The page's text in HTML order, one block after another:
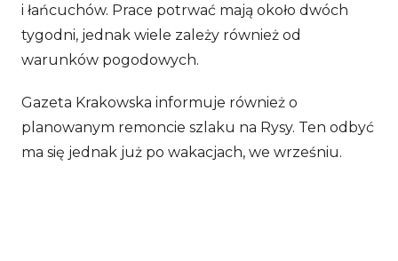
i łańcuchów. Prace potrwać mają około dwóch
tygodni, jednak wiele zależy również od
warunków pogodowych.
Gazeta Krakowska informuje również o
planowanym remoncie szlaku na Rysy. Ten odbyć
ma się jednak już po wakacjach, we wrześniu.